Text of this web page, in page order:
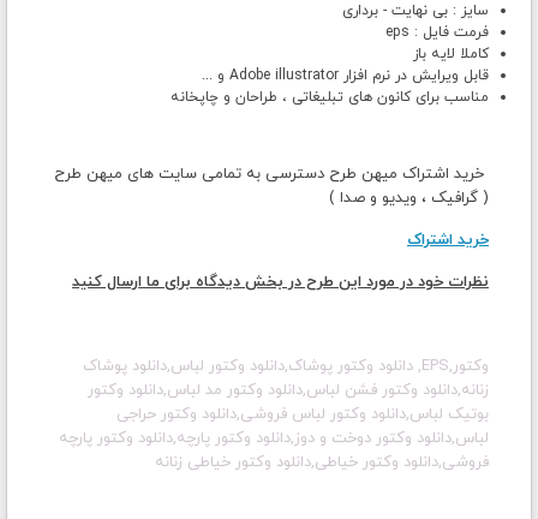
سایز : بی نهایت - برداری
فرمت فایل : eps
کاملا لایه باز
قابل ویرایش در نرم افزار Adobe illustrator و ...
مناسب برای کانون های تبلیغاتی ، طراحان و چاپخانه
خرید اشتراک میهن طرح دسترسی به تمامی سایت های میهن طرح
( گرافیک ، ویدیو و صدا )
خرید اشتراک
نظرات خود در مورد این طرح در بخش دیدگاه برای ما ارسال کنید
وکتور,EPS, دانلود وکتور پوشاک,دانلود وکتور لباس,دانلود پوشاک
زنانه,دانلود وکتور فشن لباس,دانلود وکتور مد لباس,دانلود وکتور
بوتیک لباس,دانلود وکتور لباس فروشی,دانلود وکتور حراجی
لباس,دانلود وکتور دوخت و دوز,دانلود وکتور پارچه,دانلود وکتور پارچه
فروشی,دانلود وکتور خیاطی,دانلود وکتور خیاطی زنانه